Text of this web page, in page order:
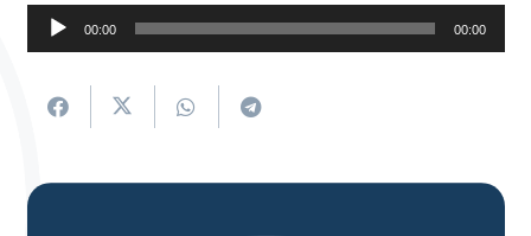
Soinu
erreproduzigailua
00:00 00:00